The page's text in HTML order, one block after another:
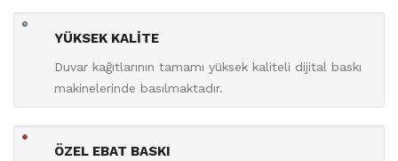
YÜKSEK KALİTE
Duvar kağıtlarının tamamı yüksek kaliteli dijital baskı
makinelerinde basılmaktadır.
ÖZEL EBAT BASKI